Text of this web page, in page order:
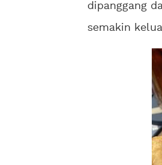
dipanggang
semakin